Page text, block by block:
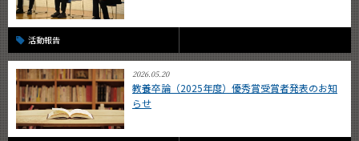
活動報告
2026.05.20
教養卒論（2025年度）優秀賞受賞者発表のお知
らせ